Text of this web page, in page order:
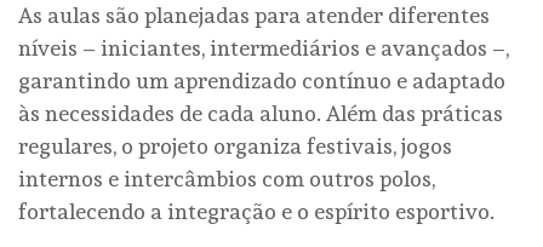
As aulas são planejadas para atender diferentes
níveis – iniciantes, intermediários e avançados –,
garantindo um aprendizado contínuo e adaptado
às necessidades de cada aluno. Além das práticas
regulares, o projeto organiza festivais, jogos
internos e intercâmbios com outros polos,
fortalecendo a integração e o espírito esportivo.